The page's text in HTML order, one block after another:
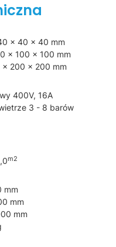
x 40 x 40 mm
x 100 x 100 mm
x 200 x 200 mm
400V, 16A
3 - 8 barów
m2
mm
mm
mm